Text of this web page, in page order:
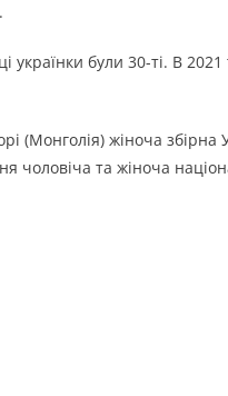
були 30-ті. В
(Монголія) жіноча збірна
та жіноча